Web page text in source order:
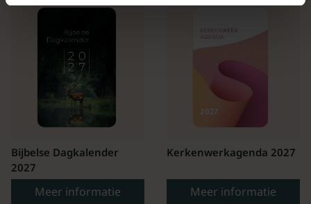
Bijbelse Dagkalender
2027
Meer informatie
Kerkenwerkagenda 2027
Meer informatie